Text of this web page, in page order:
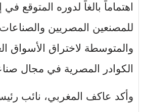
اهتماماً بالغاً لدوره المتوقع
للمصنعين المصريين
والمتوسطة لاختراق الأسواق
الكوادر المصرية في مجال
وأكد عاكف المغربي، نائب